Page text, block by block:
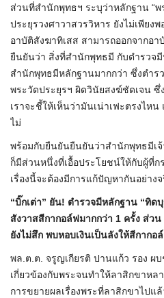
ส่วนที่สำนักพุทธฯ ระบุว่าหลักฐาน “พ
ประยุรวงศาวาสวรวิหาร ยังไม่เพียง
อาบัติสังฆาทิเสส สามารถออกจากอ
ยืนยันว่า สิ่งที่สำนักพุทธมี กับตำรวจ
สำนักพุทธมีหลักฐานมากกว่า ซึ่งตำ
พระวัดประยุรฯ ผิดวินัยสงฆ์ชัดเจน
เราจะชี้ให้เห็นว่ามันเน่าเฟะตรงไห
ไม่
พร้อมกับยืนยันยืนยันว่าสำนักพุทธมีเ
ก็มีส่วนหนึ่งที่เอื้อประโยชน์ให้กับผู้ที่
เรื่องนี้จะต้องมีการแก้ปัญหากันอย่างจ
“บิ๊กเต่า” ยัน! ตำรวจมีหลักฐาน “ทิด
สังวาสสีกากอล์ฟมากกว่า 1 ครั้ง ส่วน
ยังไม่สึก พบหอบเงินเป็นลังให้สีกากอ
พล.ต.ต. จรูญเกียรติ ปานแก้ว รอง ผ
เกี่ยวข้องกับพระจนทำให้ลาสิกขาห
การขยายผลเรื่องพระที่ลาสิกขาไปแ